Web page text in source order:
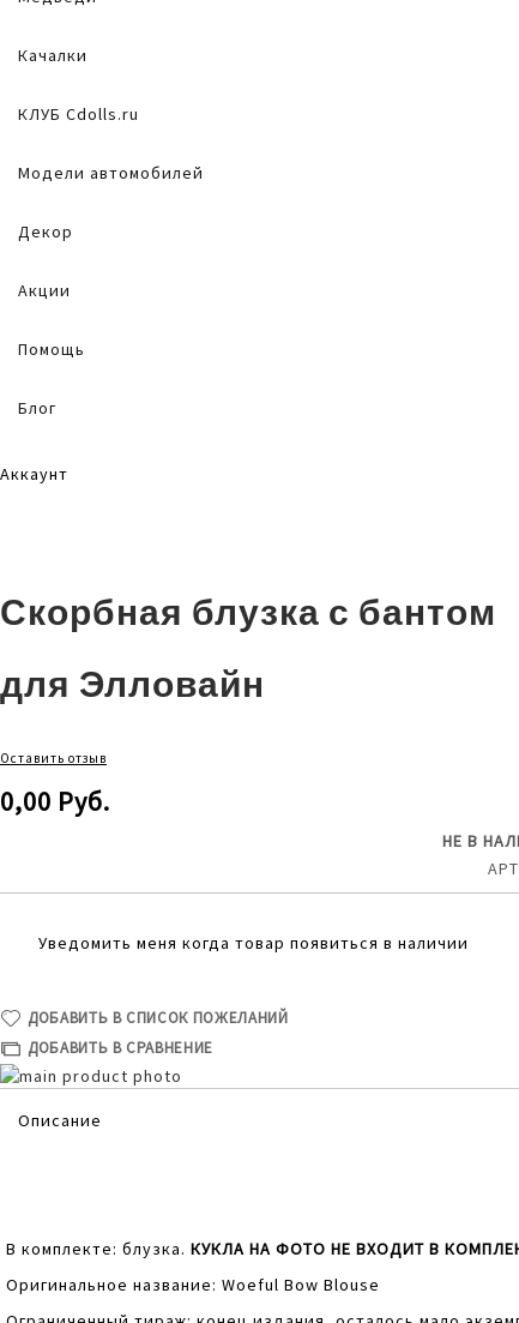
Качалки
КЛУБ Cdolls.ru
Модели автомобилей
Декор
Акции
Помощь
Блог
Аккаунт
Скорбная блузка с бантом
для Элловайн
Оставить отзыв
0,00 Руб.
НЕ В
АРТ
Уведомить меня когда товар появиться в наличии
ДОБАВИТЬ В СПИСОК ПОЖЕЛАНИЙ
ДОБАВИТЬ В СРАВНЕНИЕ
Skip
the
gallery
images
Описание
В комплекте: блузка. КУКЛА НА ФОТО НЕ ВХОДИТ В
Оригинальное название: Woeful Bow Blouse